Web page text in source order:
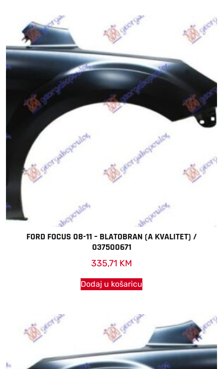
FORD FOCUS 08-11 – BLATOBRAN (A KVALITET) /
037500671
335,71 KM
Dodaj u košaricu